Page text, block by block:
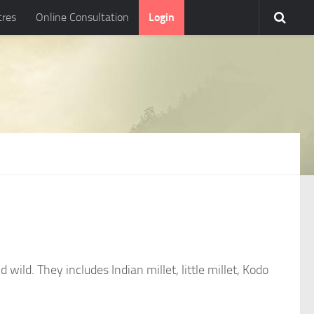
Online Consultation Login
They includes Indian millet, little millet, Kodo